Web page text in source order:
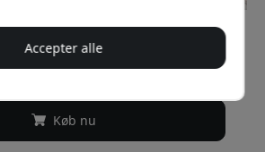
Anbefalet pris
349 DKK
Køb nu
Accepter alle